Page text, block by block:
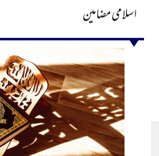
اسلامی مضامین